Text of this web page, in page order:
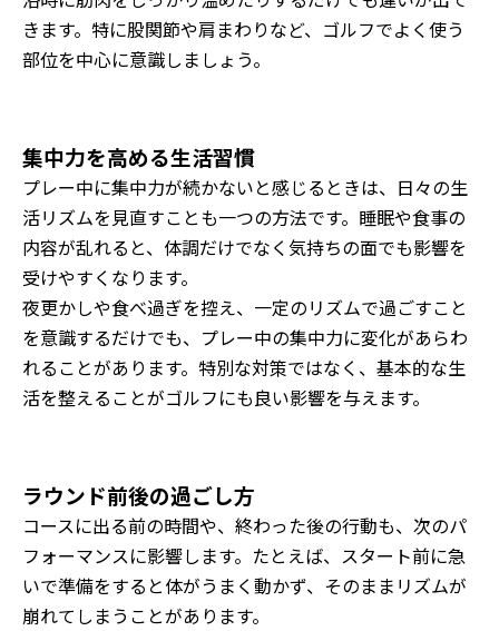
きます。特に股関節や肩まわりなど、ゴルフでよく使う
部位を中心に意識しましょう。
集中力を高める生活習慣
プレー中に集中力が続かないと感じるときは、日々の生
活リズムを見直すことも一つの方法です。睡眠や食事の
内容が乱れると、体調だけでなく気持ちの面でも影響を
受けやすくなります。
夜更かしや食べ過ぎを控え、一定のリズムで過ごすこと
を意識するだけでも、プレー中の集中力に変化があらわ
れることがあります。特別な対策ではなく、基本的な生
活を整えることがゴルフにも良い影響を与えます。
ラウンド前後の過ごし方
コースに出る前の時間や、終わった後の行動も、次のパ
フォーマンスに影響します。たとえば、スタート前に急
いで準備をすると体がうまく動かず、そのままリズムが
崩れてしまうことがあります。